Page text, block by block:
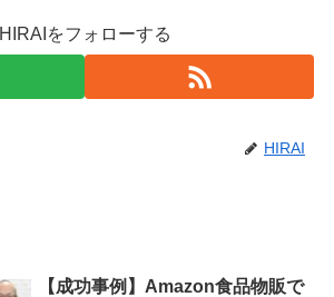
HIRAIをフォローする
HIRAI
【成功事例】Amazon食品物販で